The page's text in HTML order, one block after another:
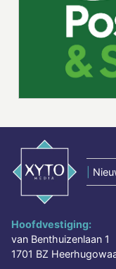
Hoofdvestiging:
van Benthuizenlaan 1
1701 BZ